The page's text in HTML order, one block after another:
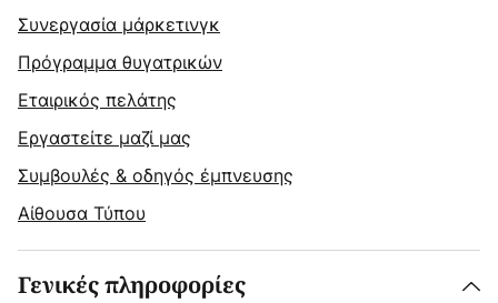
Συνεργασία μάρκετινγκ
Πρόγραμμα θυγατρικών
Εταιρικός πελάτης
Εργαστείτε μαζί μας
Συμβουλές & οδηγός έμπνευσης
Αίθουσα Τύπου
Γενικές πληροφορίες